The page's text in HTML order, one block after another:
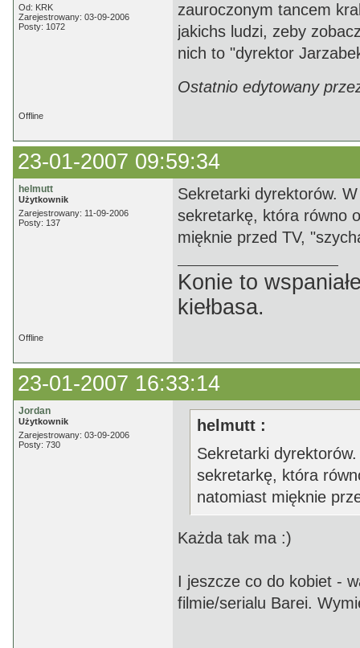
Od: KRK
Zarejestrowany: 03-09-2006
Posty: 1072
zauroczonym tancem
jakichs ludzi, zeby
nich to "dyrektor
Ostatnio edytowany
Offline
23-01-2007 09:59:34
helmutt
Użytkownik
Zarejestrowany: 11-09-2006
Posty: 137
Sekretarki dyrektorów.
sekretarkę, która równo
mięknie przed TV,
Konie to
kiełbasa.
Offline
23-01-2007 16:33:14
Jordan
Użytkownik
Zarejestrowany: 03-09-2006
Posty: 730
helmutt :
Sekretarki
sekretarkę, która
natomiast mięknie
Każda tak ma :)
I jeszcze co do kobiet -
filmie/serialu Barei.